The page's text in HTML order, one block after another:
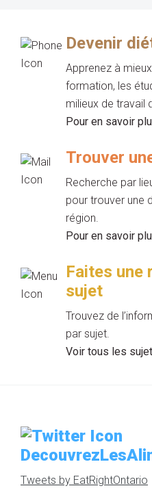
Devenir
Apprenez à
formation, les
milieux de travail
Pour en savoir
Trouver
Recherche par
pour trouver une
région.
Pour en savoir
Faites une
sujet
Trouvez de
par sujet.
Voir tous les
Tweets by EatRightOntario